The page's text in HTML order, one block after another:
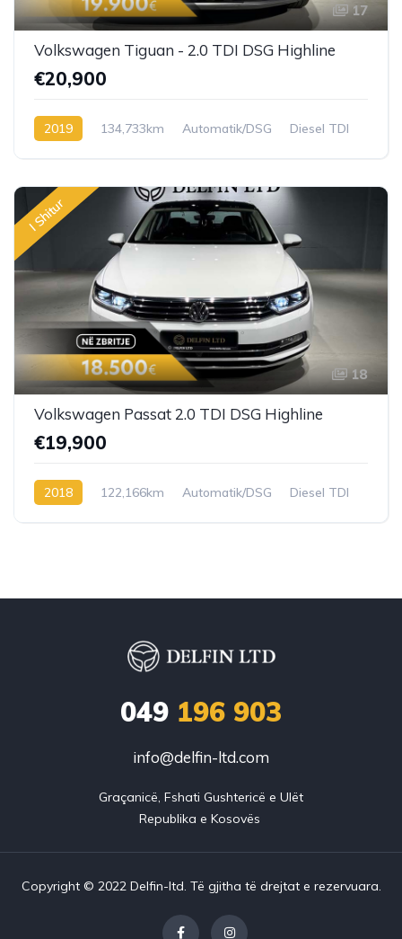
17
Volkswagen Tiguan - 2.0 TDI DSG Highline
€20,900
2019 134,733km Automatik/DSG Diesel TDI
I Shitur
18
Volkswagen Passat 2.0 TDI DSG Highline
€19,900
2018 122,166km Automatik/DSG Diesel TDI
049 196 903
info@delfin-ltd.com
Graçanicë, Fshati Gushtericë e Ulët
Copyright © 2022 Delfin-ltd. Të gjitha të drejtat e rezervuara.